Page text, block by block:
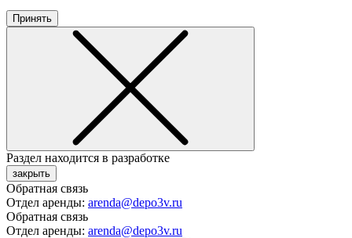
Принять
Раздел находится в разработке
закрыть
Обратная связь
Отдел аренды: arenda@depo3v.ru
Обратная связь
Отдел аренды: arenda@depo3v.ru